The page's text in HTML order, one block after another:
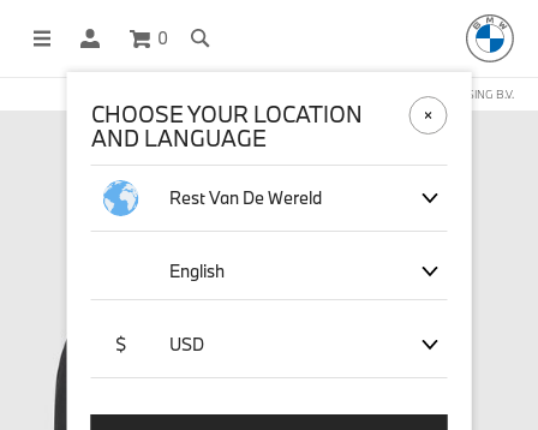
0
DEZE WEBSHOP WORDT BEHEERD DOOR STICHD SPORTMERCHANDISING B.V.
CHOOSE YOUR LOCATION
AND LANGUAGE
Rest Van De Wereld
English
$ USD